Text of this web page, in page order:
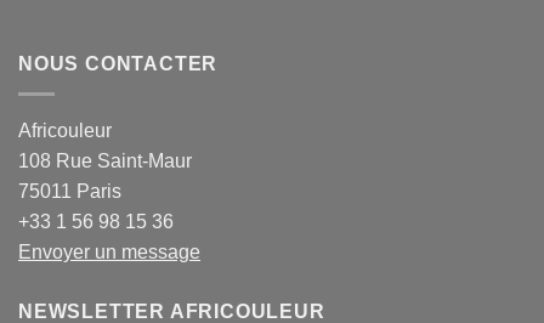
NOUS CONTACTER
Africouleur
108 Rue Saint-Maur
75011 Paris
+33 1 56 98 15 36
Envoyer un message
NEWSLETTER AFRICOULEUR